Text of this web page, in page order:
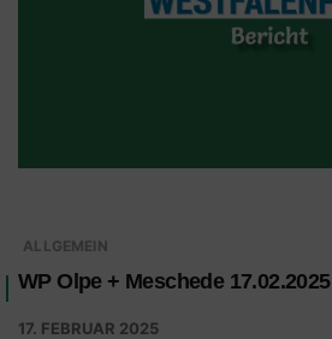
ALLGEMEIN
WP Olpe + Meschede 17.02.2025
17. FEBRUAR 2025